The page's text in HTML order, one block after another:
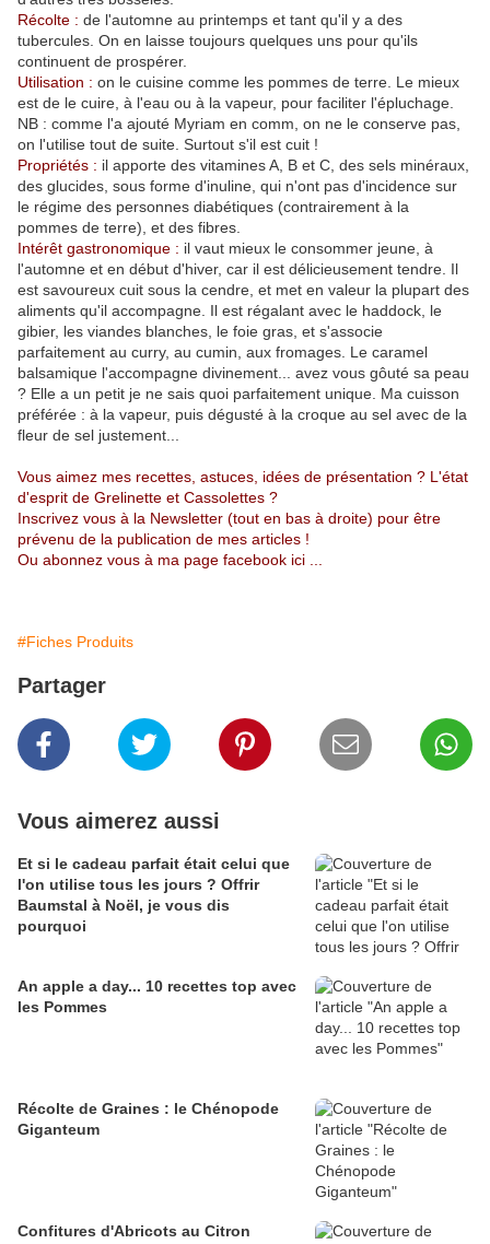
Récolte : de l'automne au printemps et tant qu'il y a des
tubercules. On en laisse toujours quelques uns pour qu'ils
continuent de prospérer.
Utilisation : on le cuisine comme les pommes de terre. Le mieux
est de le cuire, à l'eau ou à la vapeur, pour faciliter l'épluchage.
NB : comme l'a ajouté Myriam en comm, on ne le conserve pas,
on l'utilise tout de suite. Surtout s'il est cuit !
Propriétés : il apporte des vitamines A, B et C, des sels minéraux,
des glucides, sous forme d'inuline, qui n'ont pas d'incidence sur
le régime des personnes diabétiques (contrairement à la
pommes de terre), et des fibres.
Intérêt gastronomique : il vaut mieux le consommer jeune, à
l'automne et en début d'hiver, car il est délicieusement tendre. Il
est savoureux cuit sous la cendre, et met en valeur la plupart des
aliments qu'il accompagne. Il est régalant avec le haddock, le
gibier, les viandes blanches, le foie gras, et s'associe
parfaitement au curry, au cumin, aux fromages. Le caramel
balsamique l'accompagne divinement... avez vous gôuté sa peau
? Elle a un petit je ne sais quoi parfaitement unique. Ma cuisson
préférée : à la vapeur, puis dégusté à la croque au sel avec de la
fleur de sel justement...
Vous aimez mes recettes, astuces, idées de présentation ? L'état
d'esprit de Grelinette et Cassolettes ?
Inscrivez vous à la Newsletter (tout en bas à droite) pour être
prévenu de la publication de mes articles !
Ou abonnez vous à ma page facebook ici
#Fiches Produits
Partager
Vous aimerez aussi
Et si le cadeau parfait était celui que
l'on utilise tous les jours ? Offrir
Baumstal à Noël, je vous dis
pourquoi
An apple a day... 10 recettes top avec
les Pommes
Récolte de Graines : le Chénopode
Giganteum
Confitures d'Abricots au Citron